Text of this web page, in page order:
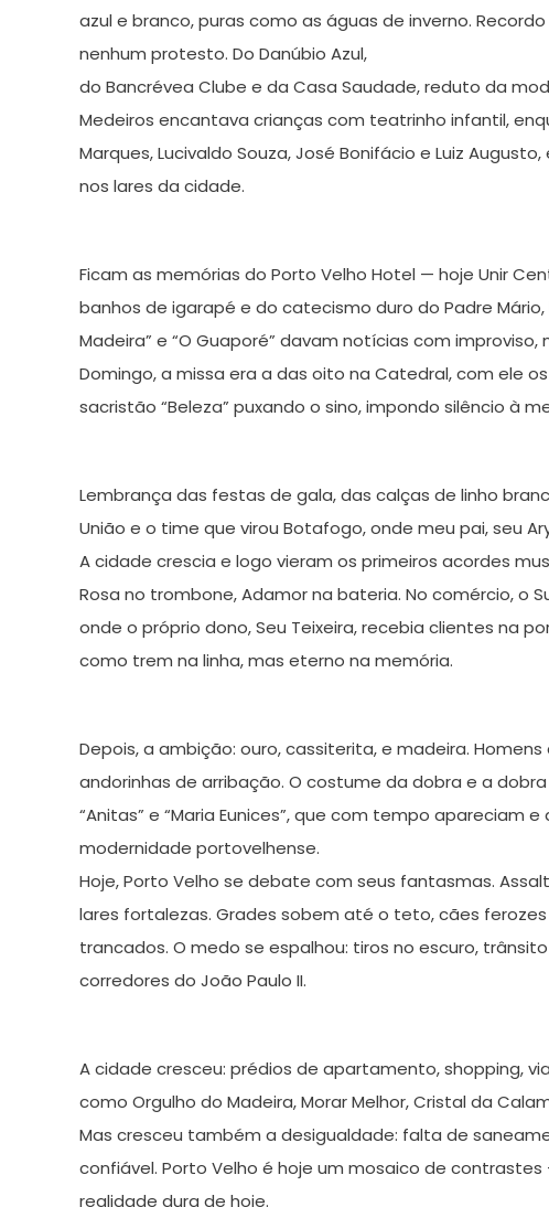
azul e branco, puras como as águas de inverno.
nenhum protesto. Do Danúbio Azul,
do Bancrévea Clube e da Casa Saudade, reduto da
Medeiros encantava crianças com teatrinho infantil,
Marques, Lucivaldo Souza, José Bonifácio e Luiz
nos lares da cidade.
Ficam as memórias do Porto Velho Hotel — hoje Unir
banhos de igarapé e do catecismo duro do Padre Mário,
Madeira” e “O Guaporé” davam notícias com improviso,
Domingo, a missa era a das oito na Catedral, com ele
sacristão “Beleza” puxando o sino, impondo silêncio à
Lembrança das festas de gala, das calças de linho
União e o time que virou Botafogo, onde meu pai, seu
A cidade crescia e logo vieram os primeiros acordes
Rosa no trombone, Adamor na bateria. No comércio, o
onde o próprio dono, Seu Teixeira, recebia clientes na
como trem na linha, mas eterno na memória.
Depois, a ambição: ouro, cassiterita, e madeira.
andorinhas de arribação. O costume da dobra e a
“Anitas” e “Maria Eunices”, que com tempo apareciam
modernidade portovelhense.
Hoje, Porto Velho se debate com seus fantasmas.
lares fortalezas. Grades sobem até o teto, cães
trancados. O medo se espalhou: tiros no escuro,
corredores do João Paulo II.
A cidade cresceu: prédios de apartamento, shopping,
como Orgulho do Madeira, Morar Melhor, Cristal da
Mas cresceu também a desigualdade: falta de
confiável. Porto Velho é hoje um mosaico de
realidade dura de hoje.